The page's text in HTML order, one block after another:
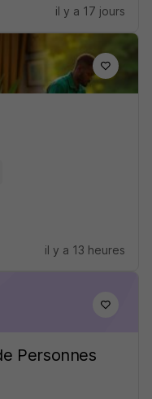
il y a 17 jours
il y a 13 heures
Personnes